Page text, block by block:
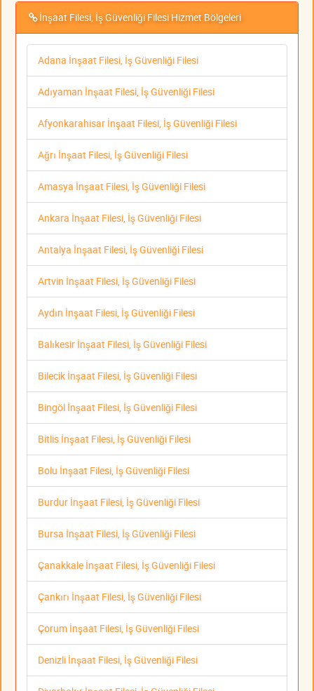
İnşaat Filesi, İş Güvenliği Filesi Hizmet Bölgeleri
Adana İnşaat Filesi, İş Güvenliği Filesi
Adıyaman İnşaat Filesi, İş Güvenliği Filesi
Afyonkarahisar İnşaat Filesi, İş Güvenliği Filesi
Ağrı İnşaat Filesi, İş Güvenliği Filesi
Amasya İnşaat Filesi, İş Güvenliği Filesi
Ankara İnşaat Filesi, İş Güvenliği Filesi
Antalya İnşaat Filesi, İş Güvenliği Filesi
Artvin İnşaat Filesi, İş Güvenliği Filesi
Aydın İnşaat Filesi, İş Güvenliği Filesi
Balıkesir İnşaat Filesi, İş Güvenliği Filesi
Bilecik İnşaat Filesi, İş Güvenliği Filesi
Bingöl İnşaat Filesi, İş Güvenliği Filesi
Bitlis İnşaat Filesi, İş Güvenliği Filesi
Bolu İnşaat Filesi, İş Güvenliği Filesi
Burdur İnşaat Filesi, İş Güvenliği Filesi
Bursa İnşaat Filesi, İş Güvenliği Filesi
Çanakkale İnşaat Filesi, İş Güvenliği Filesi
Çankırı İnşaat Filesi, İş Güvenliği Filesi
Çorum İnşaat Filesi, İş Güvenliği Filesi
Denizli İnşaat Filesi, İş Güvenliği Filesi